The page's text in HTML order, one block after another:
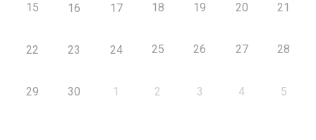
15 16 17 18 19 20 21
22 23 24 25 26 27 28
29 30 1 2 3 4 5